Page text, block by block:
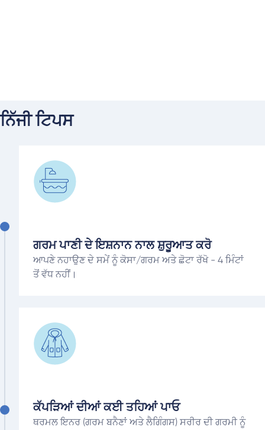
ਨਿੱਜੀ ਟਿਪਸ
ਗਰਮ ਪਾਣੀ ਦੇ ਇਸ਼ਨਾਨ ਨਾਲ ਸ਼ੁਰੂਆਤ ਕਰੋ
ਆਪਣੇ ਨਹਾਉਣ ਦੇ ਸਮੇਂ ਨੂੰ ਕੋਸਾ/ਗਰਮ ਅਤੇ ਛੋਟਾ ਰੱਖੋ - 4 ਮਿੰਟਾਂ
ਤੋਂ ਵੱਧ ਨਹੀਂ।
ਕੱਪੜਿਆਂ ਦੀਆਂ ਕਈ ਤਹਿਆਂ ਪਾਓ
ਥਰਮਲ ਇਨਰ (ਗਰਮ ਬਨੈਣਾਂ ਅਤੇ ਲੈਗਿੰਗਸ) ਸਰੀਰ ਦੀ ਗਰਮੀ ਨੂੰ